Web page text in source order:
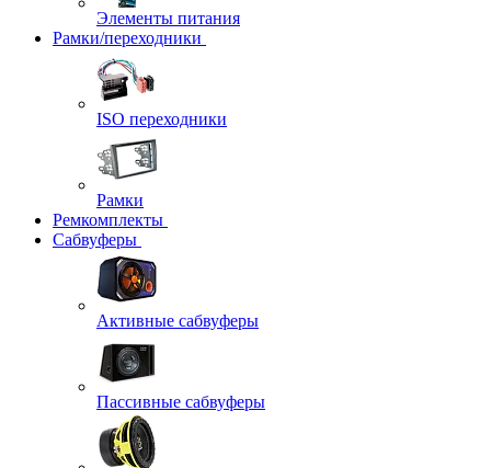
Элементы питания
Рамки/переходники
ISO переходники
Рамки
Ремкомплекты
Сабвуферы
Активные сабвуферы
Пассивные сабвуферы